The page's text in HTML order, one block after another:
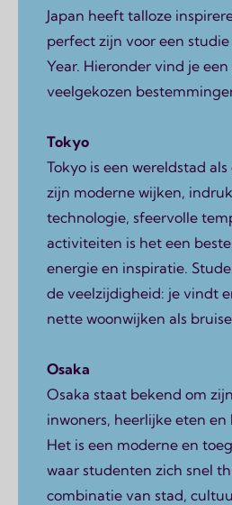
Japan heeft talloze
perfect zijn voor een
Year. Hieronder vind je
veelgekozen
Tokyo
Tokyo is een wereldstad
zijn moderne wijken,
technologie, sfeervolle
activiteiten is het een
energie en inspiratie.
de veelzijdigheid: je vindt
nette woonwijken als
Osaka
Osaka staat bekend om
inwoners, heerlijke eten en
Het is een moderne en
waar studenten zich snel
combinatie van stad,